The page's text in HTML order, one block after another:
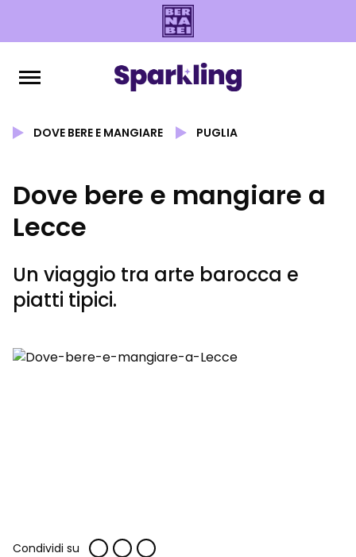
DOVE BERE E MANGIARE PUGLIA
Dove bere e mangiare a
Lecce
Un viaggio tra arte barocca e
piatti tipici.
Condividi su